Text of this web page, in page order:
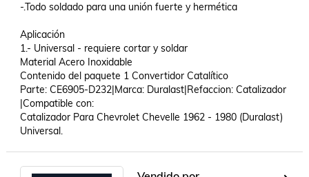
-.Todo soldado para una unión fuerte y hermética
Aplicación
1.- Universal - requiere cortar y soldar
Material Acero Inoxidable
Contenido del paquete 1 Convertidor Catalítico
Parte: CE6905-D232|Marca: Duralast|Refaccion: Catalizador
|Compatible con:
Catalizador Para Chevrolet Chevelle 1962 - 1980 (Duralast)
Universal.